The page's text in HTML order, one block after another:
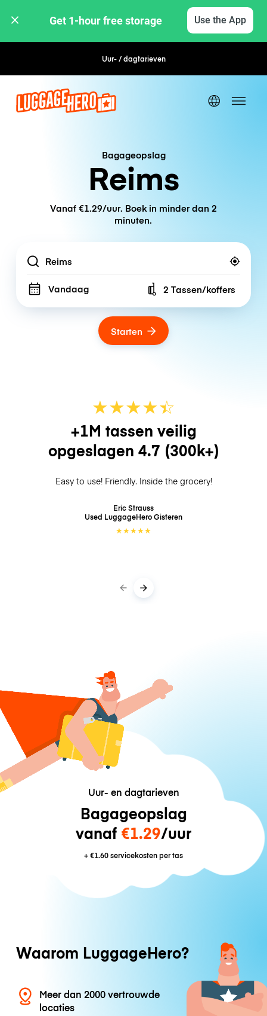
Get 1-hour free storage Use the App
Uur- / dagtarieven Flexibel boeken
Bagageopslag
Reims
Vanaf €1.29/uur. Boek in minder dan 2
minuten.
Location
Vandaag Number of bags
2 Tassen/koffers
Starten
★★★★☆
★
+1M tassen veilig
opgeslagen 4.7 (300k+)
Easy to use! Friendly. Inside the grocery!
Eric Strauss
Used LuggageHeroGisteren
★★★★★
Uur- en dagtarieven
Bagageopslag
vanaf €1.29/uur
+€1.60servicekosten per tas
Waarom LuggageHero?
Meer dan 2000 vertrouwde
locaties